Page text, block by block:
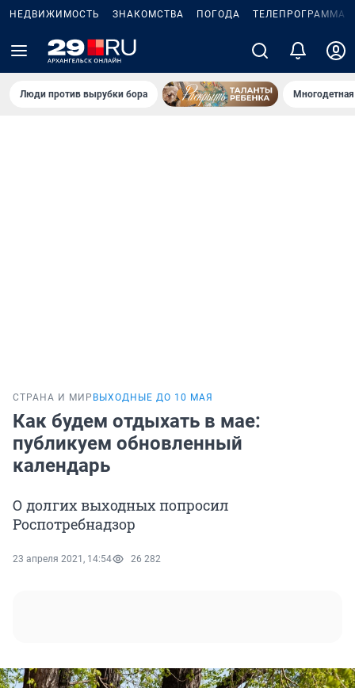
НЕДВИЖИМОСТЬ ЗНАКОМСТВА ПОГОДА ТЕЛЕПРОГРАММА
Люди против вырубки бора
СТРАНА И МИР ВЫХОДНЫЕ ДО 10 МАЯ
Как будем отдыхать в мае:
публикуем обновленный
календарь
О долгих выходных попросил
Роспотребнадзор
23 апреля 2021, 14:54 26 282